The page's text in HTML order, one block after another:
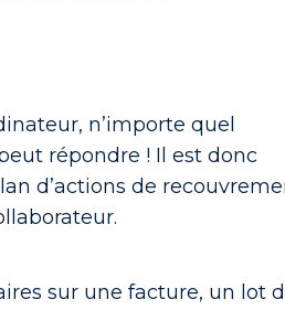
n’importe quel
répondre ! Il est donc
d’actions de
.
sur une facture, un lot